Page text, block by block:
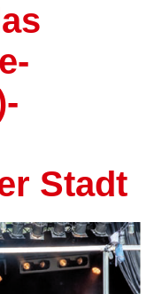
Stadt